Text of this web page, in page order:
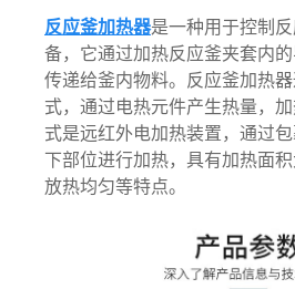
反应釜加热器是一种用于控制
备，它通过加热反应釜夹套内
传递给釜内物料。反应釜加热
式，通过电热元件产生热量，
式是远红外电加热装置，通过
下部位进行加热，具有加热面积
放热均匀等特点。